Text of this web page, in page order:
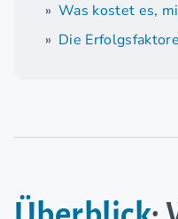
Was kostet es,
Die